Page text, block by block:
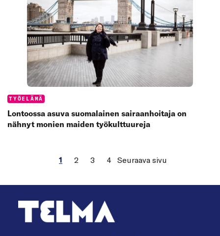
Categories:
TYÖELÄMÄ
Lontoossa asuva suomalainen sairaanhoitaja on
nähnyt monien maiden työkulttuureja
1 2 3 4 Seuraava sivu